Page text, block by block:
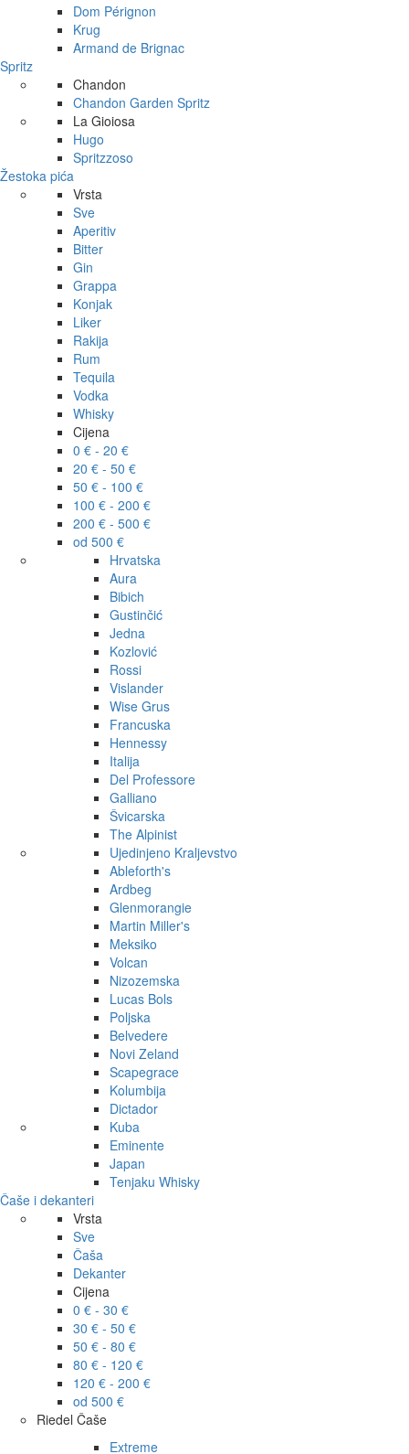
Dom Pérignon
Krug
Armand de Brignac
Spritz
Chandon
Chandon Garden Spritz
La Gioiosa
Hugo
Spritzzoso
Žestoka pića
Vrsta
Sve
Aperitiv
Bitter
Gin
Grappa
Konjak
Liker
Rakija
Rum
Tequila
Vodka
Whisky
Cijena
0 € - 20 €
20 € - 50 €
50 € - 100 €
100 € - 200 €
200 € - 500 €
od 500 €
Hrvatska
Aura
Bibich
Gustinčić
Jedna
Kozlović
Rossi
Vislander
Wise Grus
Francuska
Hennessy
Italija
Del Professore
Galliano
Švicarska
The Alpinist
Ujedinjeno Kraljevstvo
Ableforth's
Ardbeg
Glenmorangie
Martin Miller's
Meksiko
Volcan
Nizozemska
Lucas Bols
Poljska
Belvedere
Novi Zeland
Scapegrace
Kolumbija
Dictador
Kuba
Eminente
Japan
Tenjaku Whisky
Čaše i dekanteri
Vrsta
Sve
Čaša
Dekanter
Cijena
0 € - 30 €
30 € - 50 €
50 € - 80 €
80 € - 120 €
120 € - 200 €
od 500 €
Riedel Čaše
Extreme